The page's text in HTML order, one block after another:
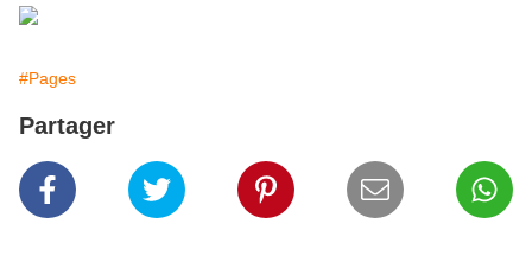
#Pages
Partager